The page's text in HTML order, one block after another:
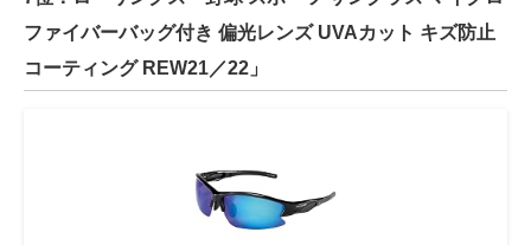
ファイバーバッグ付き 偏光レンズ UVAカット キズ防止
コーティング REW21／22」